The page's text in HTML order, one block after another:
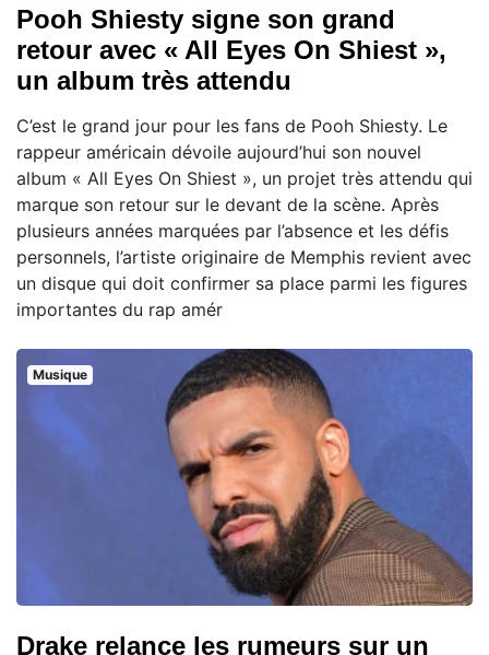
Pooh Shiesty signe son grand
retour avec « All Eyes On Shiest »,
un album très attendu
C’est le grand jour pour les fans de Pooh Shiesty. Le
rappeur américain dévoile aujourd’hui son nouvel
album « All Eyes On Shiest », un projet très attendu qui
marque son retour sur le devant de la scène. Après
plusieurs années marquées par l’absence et les défis
personnels, l’artiste originaire de Memphis revient avec
un disque qui doit confirmer sa place parmi les figures
importantes du rap amér
Musique
Drake relance les rumeurs sur un